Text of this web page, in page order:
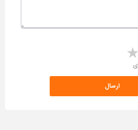
4 stars